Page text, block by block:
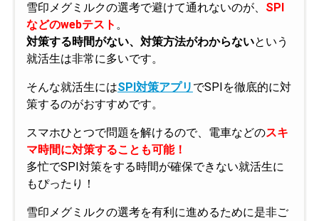
雪印メグミルクの選考で避けて通れないのが、 SPI
などのwebテスト 。
対策する時間がない、対策方法がわからないという
就活生は非常に多いです。
そんな就活生にはSPI対策アプリ でSPIを徹底的に対
策するのがおすすめです。
スマホひとつで問題を解けるので、電車などのスキ
マ時間に対策することも可能！
多忙でSPI対策をする時間が確保できない就活生に
もぴったり！
雪印メグミルクの選考を有利に進めるために是非ご